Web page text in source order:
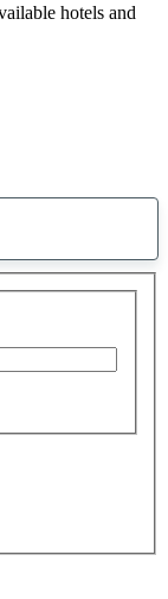
hotels and